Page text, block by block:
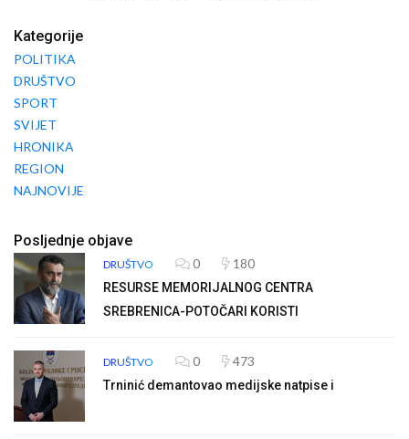
Kategorije
POLITIKA
DRUŠTVO
SPORT
SVIJET
HRONIKA
REGION
NAJNOVIJE
Posljednje objave
DRUŠTVO 0 180
RESURSE MEMORIJALNOG CENTRA
SREBRENICA-POTOČARI KORISTI
DRUŠTVO 0 473
Trninić demantovao medijske natpise i